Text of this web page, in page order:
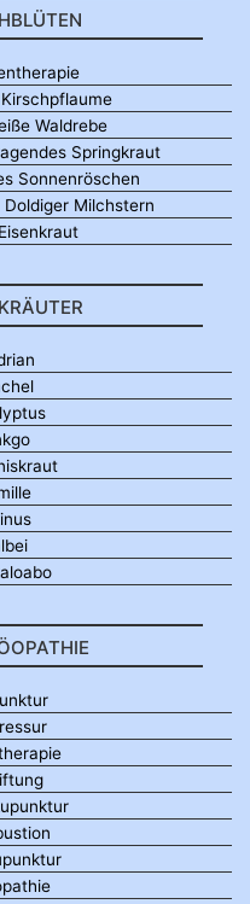
Waldrebe
Springkraut
Sonnenröschen
Milchstern